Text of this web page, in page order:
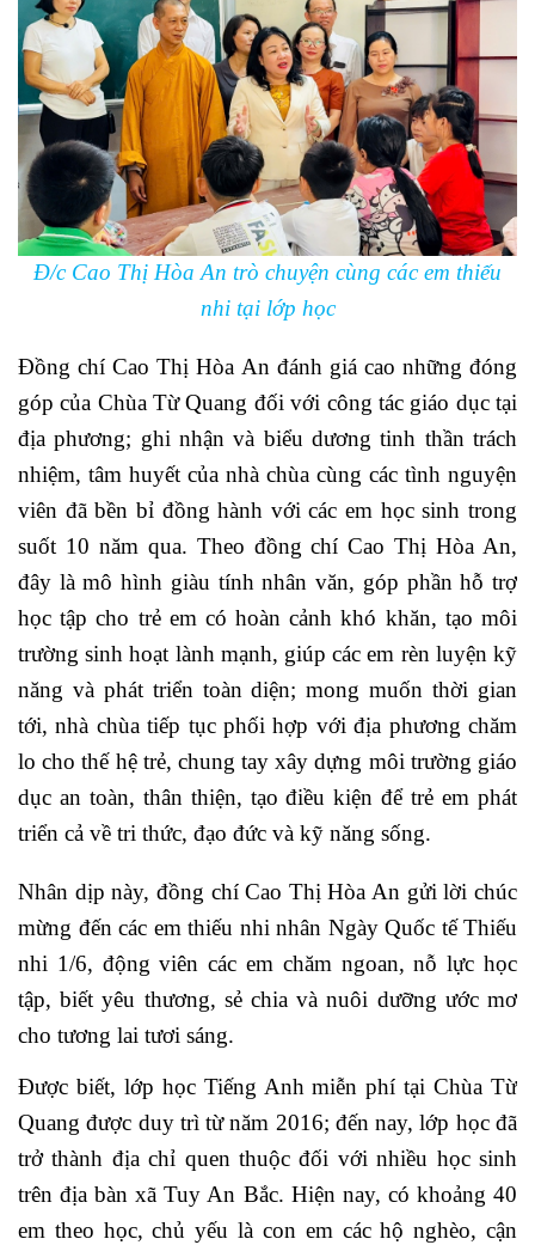
Đ/c Cao Thị Hòa An trò chuyện cùng các em thiếu
nhi tại lớp học
Đồng chí Cao Thị Hòa An đánh giá cao những đóng
góp của Chùa Từ Quang đối với công tác giáo dục tại
địa phương; ghi nhận và biểu dương tinh thần trách
nhiệm, tâm huyết của nhà chùa cùng các tình nguyện
viên đã bền bỉ đồng hành với các em học sinh trong
suốt 10 năm qua. Theo đồng chí Cao Thị Hòa An,
đây là mô hình giàu tính nhân văn, góp phần hỗ trợ
học tập cho trẻ em có hoàn cảnh khó khăn, tạo môi
trường sinh hoạt lành mạnh, giúp các em rèn luyện kỹ
năng và phát triển toàn diện; mong muốn thời gian
tới, nhà chùa tiếp tục phối hợp với địa phương chăm
lo cho thế hệ trẻ, chung tay xây dựng môi trường giáo
dục an toàn, thân thiện, tạo điều kiện để trẻ em phát
triển cả về tri thức, đạo đức và kỹ năng sống.
Nhân dịp này, đồng chí Cao Thị Hòa An gửi lời chúc
mừng đến các em thiếu nhi nhân Ngày Quốc tế Thiếu
nhi 1/6, động viên các em chăm ngoan, nỗ lực học
tập, biết yêu thương, sẻ chia và nuôi dưỡng ước mơ
cho tương lai tươi sáng.
Được biết, lớp học Tiếng Anh miễn phí tại Chùa Từ
Quang được duy trì từ năm 2016; đến nay, lớp học đã
trở thành địa chỉ quen thuộc đối với nhiều học sinh
trên địa bàn xã Tuy An Bắc. Hiện nay, có khoảng 40
em theo học, chủ yếu là con em các hộ nghèo, cận